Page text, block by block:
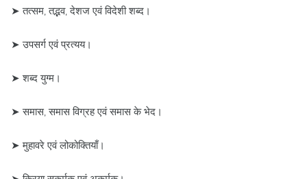
➤ तत्सम, तद्भव, देशज एवं विदेशी शब्द।
➤ उपसर्ग एवं प्रत्यय।
➤ शब्द युग्म।
➤ समास, समास विग्रह एवं समास के भेद।
➤ मुहावरे एवं लोकोक्तियाँ।